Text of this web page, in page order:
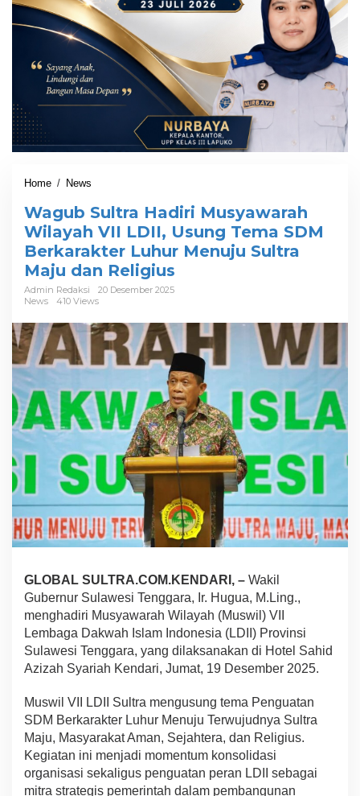
Home / News
g
b
S
u
t
a
d
r
M
u
s
a
w
a
r
a
W
l
a
y
a
h
V
I
L
D
,
U
Wagub Sultra Hadiri Musyawarah
Wilayah VII LDII, Usung Tema SDM
Berkarakter Luhur Menuju Sultra
Maju dan Religius
Admin Redaksi
20 Desember 2025
News
410 Views
GLOBAL SULTRA.COM.KENDARI, – Wakil
Gubernur Sulawesi Tenggara, Ir. Hugua, M.Ling.,
menghadiri Musyawarah Wilayah (Muswil) VII
Lembaga Dakwah Islam Indonesia (LDII) Provinsi
Sulawesi Tenggara, yang dilaksanakan di Hotel Sahid
Azizah Syariah Kendari, Jumat, 19 Desember 2025.
Muswil VII LDII Sultra mengusung tema Penguatan
SDM Berkarakter Luhur Menuju Terwujudnya Sultra
Maju, Masyarakat Aman, Sejahtera, dan Religius.
Kegiatan ini menjadi momentum konsolidasi
organisasi sekaligus penguatan peran LDII sebagai
mitra strategis pemerintah dalam pembangunan